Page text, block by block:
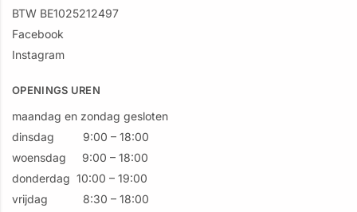
BTW BE1025212497
Facebook
Instagram
OPENINGS UREN
maandag en zondag gesloten
dinsdag 9:00 – 18:00
woensdag 9:00 – 18:00
donderdag 10:00 – 19:00
vrijdag 8:30 – 18:00